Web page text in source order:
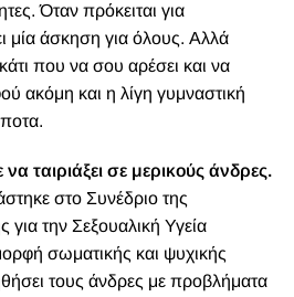
Όταν πρόκειται για
μία άσκηση για όλους. Αλλά
που να σου αρέσει και να
ακόμη και η λίγη γυμναστική
ταιριάξει σε μερικούς άνδρες.
στο Συνέδριο της
την Σεξουαλική Υγεία
σωματικής και ψυχικής
τους άνδρες με προβλήματα